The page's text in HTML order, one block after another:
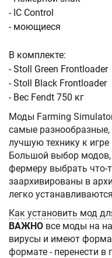
- IC Control
- моющиеся
В комплекте:
- Stoll Green Frontloader
- Stoll Black Frontloader
- Вес Fendt 750 кг
Моды Farming Simulator 2017 , на нашем сайте
самые
лучшую технику к игре
Большой выбор
фермеру выбрать что-
заархивированы в
ВАЖНО все моды на
вирусы и имеют
формате - перенести